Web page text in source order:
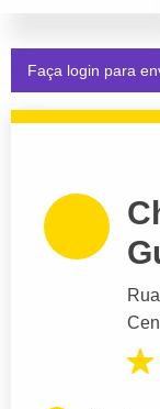
Faça login para